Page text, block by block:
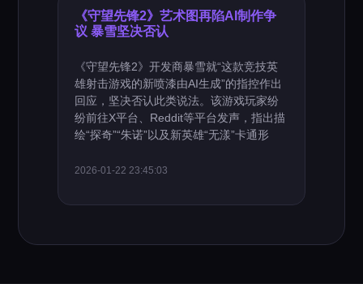
《守望先锋2》艺术图再陷AI制作争
议 暴雪坚决否认
《守望先锋2》开发商暴雪就“这款竞技英
雄射击游戏的新喷漆由AI生成”的指控作出
回应，坚决否认此类说法。该游戏玩家纷
纷前往X平台、Reddit等平台发声，指出描
绘“探奇”“朱诺”以及新英雄“无漾”卡通形
2026-01-22 23:45:03